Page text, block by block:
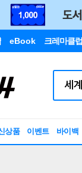
eBook 크레마클럽
상품 이벤트 바이백